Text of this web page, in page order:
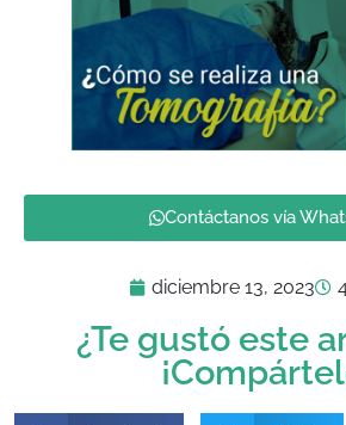
Contáctanos vía
diciembre 13, 2023
¿Te gustó este